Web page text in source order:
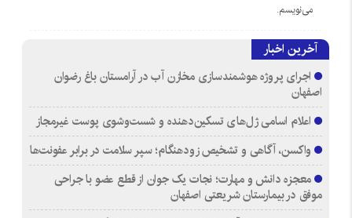
می‌نویسم.
آخرین اخبار
اجرای پروژه هوشمندسازی مخازن آب در آرامستان‌ باغ رضوان
اصفهان
اعلام اسامی ژل‌های تسکین‌دهنده و شست‌وشوی پوست غیرمجاز
واکسن، آگاهی و تشخیص زودهنگام؛ سپر سلامت در برابر عفونت‌ها
معجزه دانش و مهارت؛ نجات یک جوان از قطع عضو با جراحی
موفق در بیمارستان شریعتی اصفهان